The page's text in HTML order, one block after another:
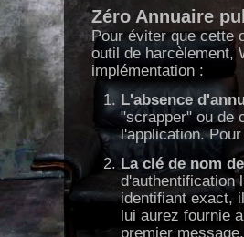
Zéro Annuaire
Pour éviter que cette
outil de harcèlement,
implémentation :
L'absence
"scrapper" ou de
l'application.
La clé de nom
d'authentification
identifiant exact,
lui aurez fournie
premier message.